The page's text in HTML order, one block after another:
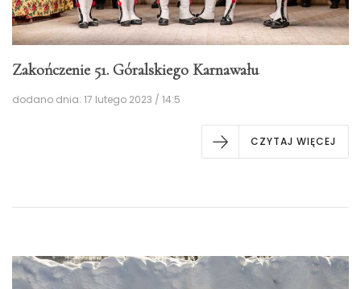
Zakończenie 51. Góralskiego Karnawału
dodano dnia: 17 lutego 2023 / 14:5
CZYTAJ WIĘCEJ